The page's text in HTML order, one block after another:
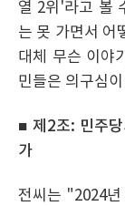
열 2위'라고 볼
는 못 가면서 어
대체 무슨 이야
민들은 의구심
■ 제2조: 민주
가
전씨는 "2024년